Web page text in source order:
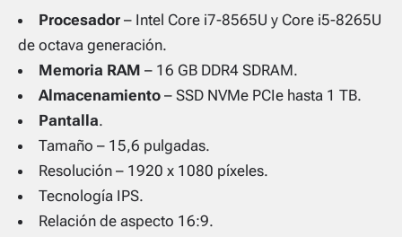
Procesador – Intel Core i7-8565U y Core i5-8265U
de octava generación.
Memoria RAM – 16 GB DDR4 SDRAM.
Almacenamiento – SSD NVMe PCIe hasta 1 TB.
Pantalla.
Tamaño – 15,6 pulgadas.
Resolución – 1920 x 1080 píxeles.
Tecnología IPS.
Relación de aspecto 16:9.